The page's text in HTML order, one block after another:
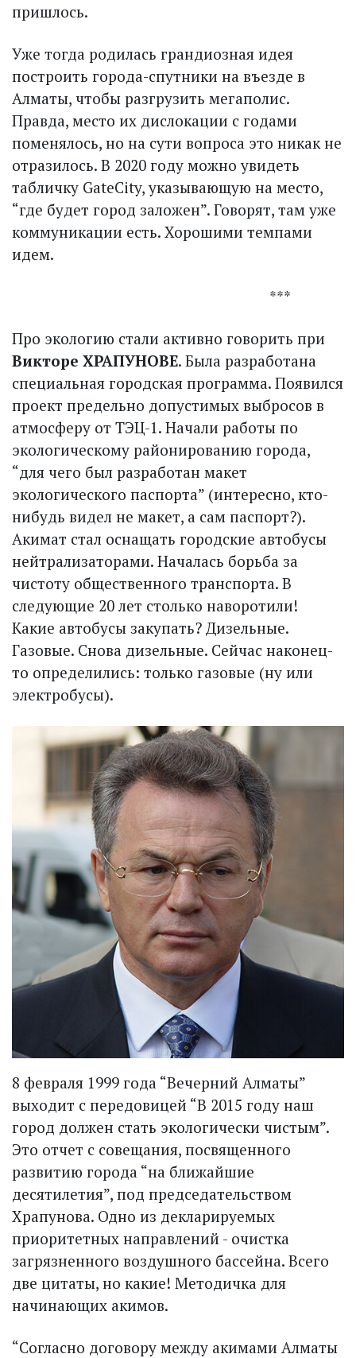
пришлось.
Уже тогда родилась грандиозная идея
построить города-спутники на въезде в
Алматы, чтобы разгрузить мегаполис.
Правда, место их дислокации с годами
поменялось, но на сути вопроса это никак не
отразилось. В 2020 году можно увидеть
табличку GateCity, указывающую на место,
“где будет город заложен”. Говорят, там уже
коммуникации есть. Хорошими темпами
идем.
***
Про экологию стали активно говорить при
Викторе ХРАПУНОВЕ. Была разработана
специальная городская программа. Появился
проект предельно допустимых выбросов в
атмосферу от ТЭЦ-1. Начали работы по
экологическому районированию города,
“для чего был разработан макет
экологического паспорта” (интересно, кто-
нибудь видел не макет, а сам паспорт?).
Акимат стал оснащать городские автобусы
нейтрализаторами. Началась борьба за
чистоту общественного транспорта. В
следующие 20 лет столько наворотили!
Какие автобусы закупать? Дизельные.
Газовые. Снова дизельные. Сейчас наконец-
то определились: только газовые (ну или
электробусы).
8 февраля 1999 года “Вечерний Алматы”
выходит с передовицей “В 2015 году наш
город должен стать экологически чистым”.
Это отчет с совещания, посвященного
развитию города “на ближайшие
десятилетия”, под председательством
Храпунова. Одно из декларируемых
приоритетных направлений - очистка
загрязненного воздушного бассейна. Всего
две цитаты, но какие! Методичка для
начинающих акимов.
“Согласно договору между акимами Алматы